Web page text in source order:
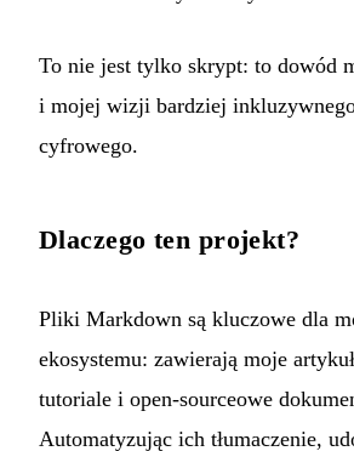
To nie jest tylko skrypt: to dowód
i mojej wizji bardziej
cyfrowego.
Dlaczego ten projekt?
Pliki Markdown są kluczowe dla
ekosystemu: zawierają moje
tutoriale i open-sourceowe
Automatyzując ich tłumaczenie,